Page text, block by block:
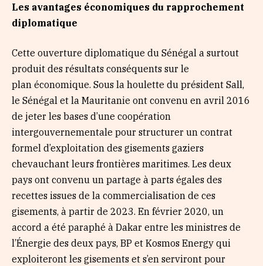
Les avantages économiques du rapprochement
diplomatique
Cette ouverture diplomatique du Sénégal a surtout
produit des résultats conséquents sur le
plan économique. Sous la houlette du président Sall,
le Sénégal et la Mauritanie ont convenu en avril 2016
de jeter les bases d’une coopération
intergouvernementale pour structurer un contrat
formel d’exploitation des gisements gaziers
chevauchant leurs frontières maritimes. Les deux
pays ont convenu un partage à parts égales des
recettes issues de la commercialisation de ces
gisements, à partir de 2023. En février 2020, un
accord a été paraphé à Dakar entre les ministres de
l’Énergie des deux pays, BP et Kosmos Energy qui
exploiteront les gisements et s’en serviront pour